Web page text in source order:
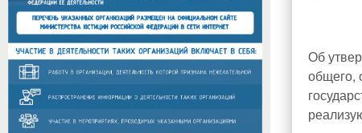
Об
общего,